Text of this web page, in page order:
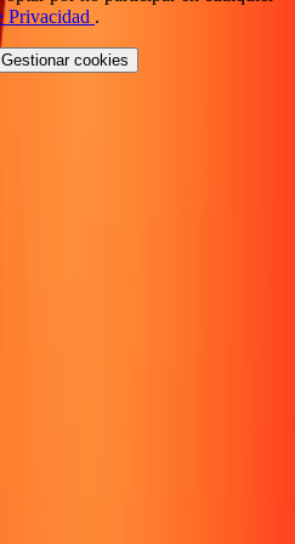
Privacidad .
Gestionar cookies